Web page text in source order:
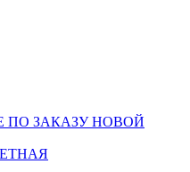
ПО ЗАКАЗУ НОВОЙ